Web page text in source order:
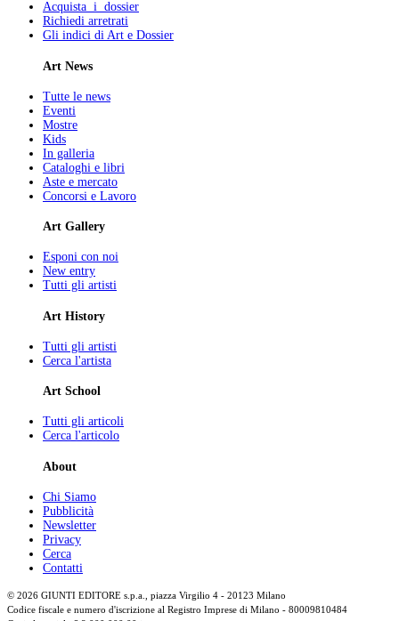
Acquista i dossier
Richiedi arretrati
Gli indici di Art e Dossier
Art News
Tutte le news
Eventi
Mostre
Kids
In galleria
Cataloghi e libri
Aste e mercato
Concorsi e Lavoro
Art Gallery
Esponi con noi
New entry
Tutti gli artisti
Art History
Tutti gli artisti
Cerca l'artista
Art School
Tutti gli articoli
Cerca l'articolo
About
Chi Siamo
Pubblicità
Newsletter
Privacy
Cerca
Contatti
© 2026 GIUNTI EDITORE s.p.a., piazza Virgilio 4 - 20123 Milano
Codice fiscale e numero d'iscrizione al Registro Imprese di Milano - 80009810484